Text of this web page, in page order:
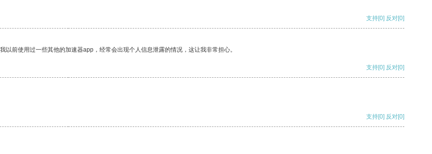
支持[0] 反对[0]
前使用过一些其他的加速器app，经常会出现个人信息泄露的情况，这让我非常担心。
支持[0] 反对[0]
支持[0] 反对[0]